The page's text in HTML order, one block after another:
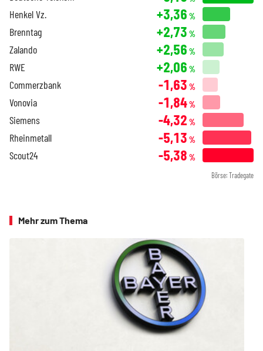
Henkel Vz. +3,36 %
Brenntag +2,73 %
Zalando +2,56 %
RWE +2,06 %
Commerzbank -1,63 %
Vonovia -1,84%
Siemens -4,32 %
Rheinmetall -5,13 %
Scout24 -5,38 %
Börse: Tradegate
Mehr zum Thema